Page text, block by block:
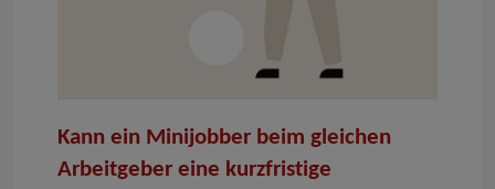
Kann ein Minijobber beim gleichen
Arbeitgeber eine kurzfristige